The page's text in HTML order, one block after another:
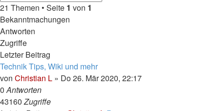
21 Themen • Seite 1 von 1
Bekanntmachungen
Antworten
Zugriffe
Letzter Beitrag
Technik Tips, Wiki und mehr
von Christian L » Do 26. Mär 2020, 22:17
0Antworten
43160Zugriffe